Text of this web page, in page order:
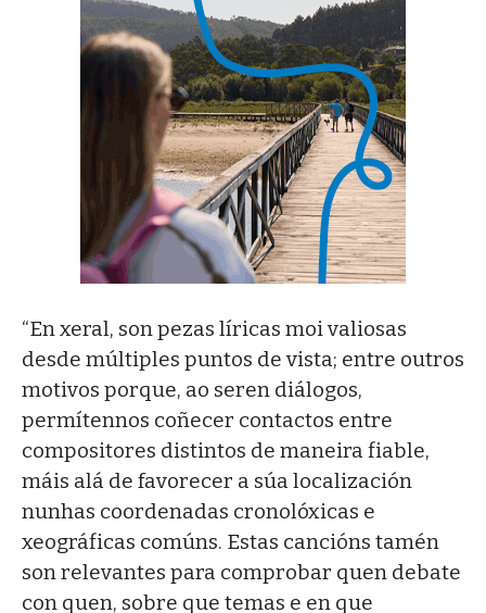
“En xeral, son pezas líricas moi valiosas
desde múltiples puntos de vista; entre outros
motivos porque, ao seren diálogos,
permítennos coñecer contactos entre
compositores distintos de maneira fiable,
máis alá de favorecer a súa localización
nunhas coordenadas cronolóxicas e
xeográficas comúns. Estas cancións tamén
son relevantes para comprobar quen debate
con quen, sobre que temas e en que